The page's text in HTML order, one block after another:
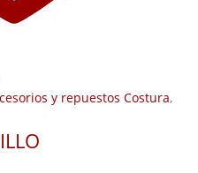
y repuestos Costura,